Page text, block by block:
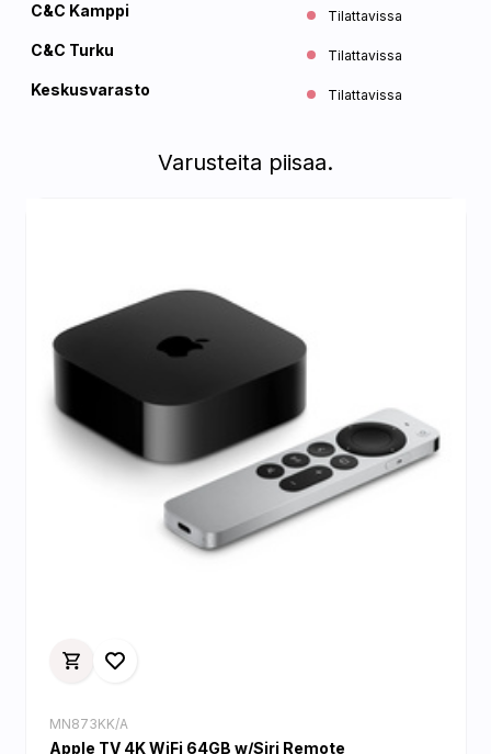
C&C Kamppi Tilattavissa
C&C Turku Tilattavissa
Keskusvarasto Tilattavissa
Varusteita piisaa.
MN873KK/A
Apple TV 4K WiFi 64GB w/Siri Remote